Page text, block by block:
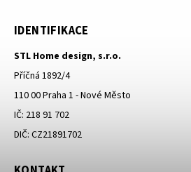
IDENTIFIKACE
STL Home design, s.r.o.
Příčná 1892/4
110 00 Praha 1 - Nové Město
IČ: 218 91 702
DIČ: CZ21891702